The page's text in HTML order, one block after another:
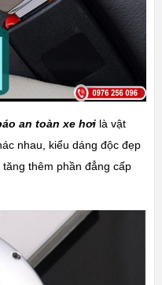
an toàn xe hơilà vật
nhau, kiểu dáng độc đẹp
thêm phần đẳng cấp